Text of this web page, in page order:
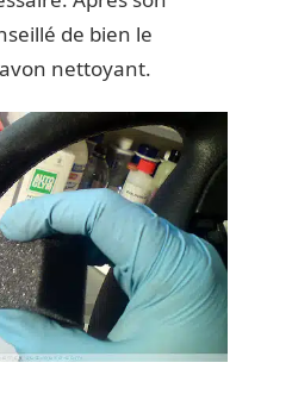
de bien le
nettoyant.